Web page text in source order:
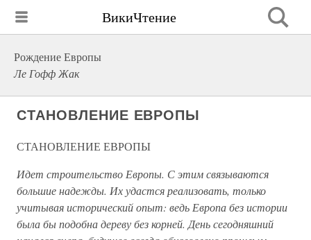
ВикиЧтение
Рождение Европы
Ле Гофф Жак
СТАНОВЛЕНИЕ ЕВРОПЫ
СТАНОВЛЕНИЕ ЕВРОПЫ
Идет строительство Европы. С этим связываются
большие надежды. Их удастся реализовать, только
учитывая исторический опыт: ведь Европа без истории
была бы подобна дереву без корней. День сегодняшний